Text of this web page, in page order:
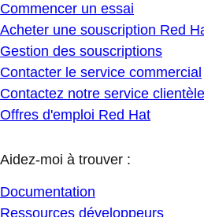
Commencer un essai
Acheter une souscription Red
Gestion des souscriptions
Contacter le service commercial
Contactez notre service clientèle
Offres d'emploi Red Hat
Aidez-moi à trouver :
Documentation
Ressources développeurs